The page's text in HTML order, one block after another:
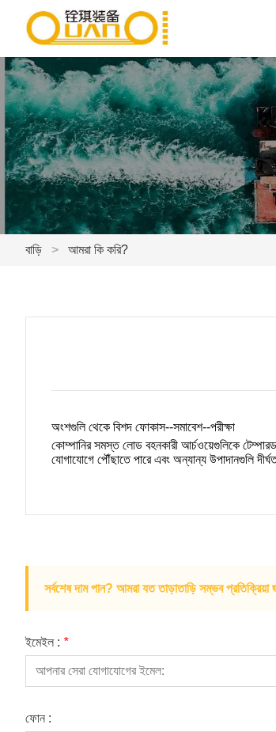
বাড়ি > আমরা কি করি?
অংশগুলি থেকে বিশদ ফোকাস--সমাবেশ--পরীক্ষা
কোম্পানির সমস্ত লোড বহনকারী আর্চওয়েগুলিকে টেম্পারড
যোগাযোগে পৌঁছাতে পারে এবং অন্যান্য উপাদানগুলি
সর্বশেষ দাম পান? আমরা যত তাড়াতাড়ি সম্ভব প্রতিক্রিয়া
ইমেইল : *
ফোন :